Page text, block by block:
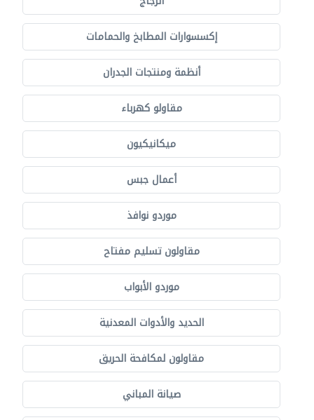
إكسسوارات المطابخ والحمامات
أنظمة ومنتجات الجدران
مقاولو كهرباء
ميكانيكيون
أعمال جبس
موردو نوافذ
مقاولون تسليم مفتاح
موردو الأبواب
الحديد والأدوات المعدنية
مقاولون لمكافحة الحريق
صيانة المباني